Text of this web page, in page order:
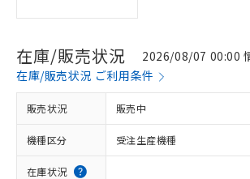
在庫/販売状況
2026/08/07 00:00
在庫/販売状況 ご利用条件
販売状況 販売中
機種区分 受注生産機種
在庫状況